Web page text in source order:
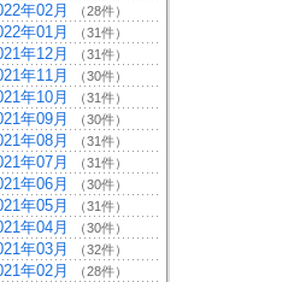
年02月 （28件）
年01月 （31件）
年12月 （31件）
年11月 （30件）
年10月 （31件）
年09月 （30件）
年08月 （31件）
年07月 （31件）
年06月 （30件）
年05月 （31件）
年04月 （30件）
年03月 （32件）
年02月 （28件）